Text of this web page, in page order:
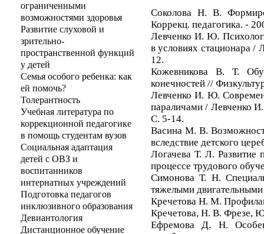
ограниченными
возможностями здоровья
Развитие слуховой и
зрительно-
пространственной функций
у детей
Семья особого ребенка: как
ей помочь?
Толерантность
Учебная литература по
коррекционной педагогике
в помощь студентам вузов
Социальная адаптация
детей с ОВЗ и
воспитанников
интернатных учреждений
Подготовка педагогов
инклюзивного образования
Девиантология
Дистанционное обучение
Соколова Н. В.
Коррекц. педагогика. -
Левченко И. Ю.
в условиях стационара
12.
Кожевникова В. Т.
конечностей //
Левченко И. Ю.
параличами / Левченко
С. 5-14.
Васина М. В.
вследствие детского
Логачева Т. Л. Развитие
процессе трудового
Симонова Т. Н.
тяжелыми
Кречетова Н. М.
Кречетова, Н. В. Фрезе,
Ефремова Д. Н.